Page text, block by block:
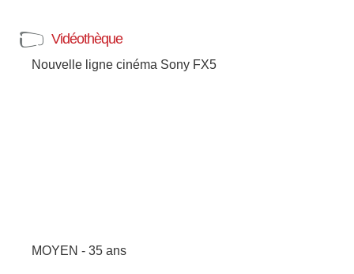
Vidéothèque
Nouvelle ligne cinéma Sony FX5
MOYEN - 35 ans